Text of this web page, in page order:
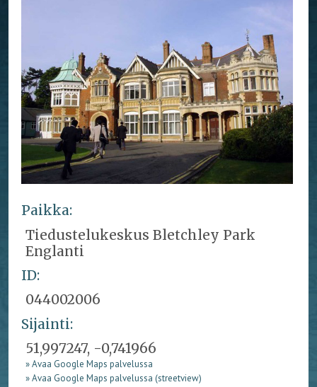
Paikka:
Tiedustelukeskus Bletchley Park
Englanti
ID:
044002006
Sijainti:
51,997247, -0,741966
» Avaa Google Maps palvelussa
» Avaa Google Maps palvelussa (streetview)